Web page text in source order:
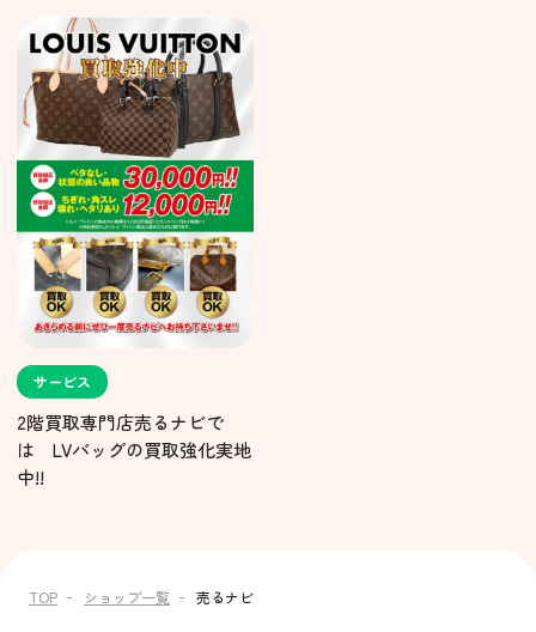
サービス
2階買取専門店売るナビで
は LVバッグの買取強化実地
中!!
TOP ショップ一覧 売るナビ